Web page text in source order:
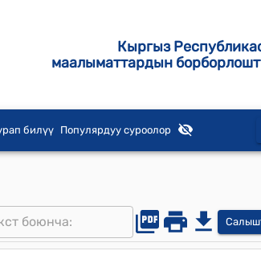
Кыргыз
маалыматтардын
билүү Популярдуу суроолор